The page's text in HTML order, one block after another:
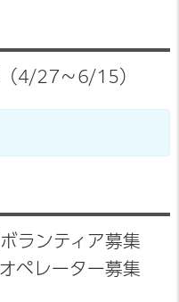
4/27～6/15）
ランティア募集
ペレーター募集